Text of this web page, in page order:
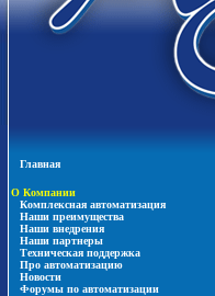
Главная
О Компании
Комплексная автоматизация
Наши преимущества
Наши внедрения
Наши партнеры
Техническая поддержка
Про автоматизацию
Новости
Форумы по автоматизации